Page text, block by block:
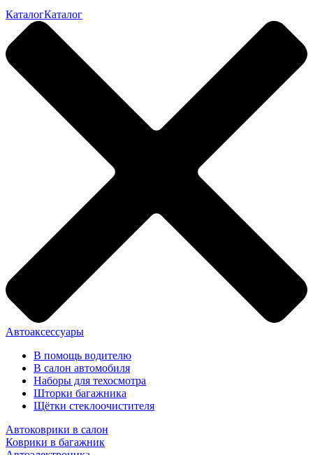
КаталогКаталог
Автоаксессуары
В помощь водителю
В салон автомобиля
Наборы для техосмотра
Шторки багажника
Щётки стеклоочистителя
Автоковрики в салон
Коврики в багажник